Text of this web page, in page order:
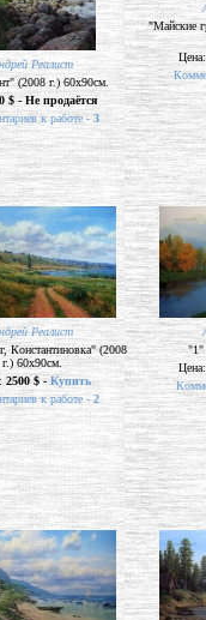
Реалист
(2008 г.) 60х90см.
0 $ - Не продаётся
к работе -3
"Майские
Реалист
(2008
г.) 60х90см.
2500 $ -Купить
к работе - 2
"1"